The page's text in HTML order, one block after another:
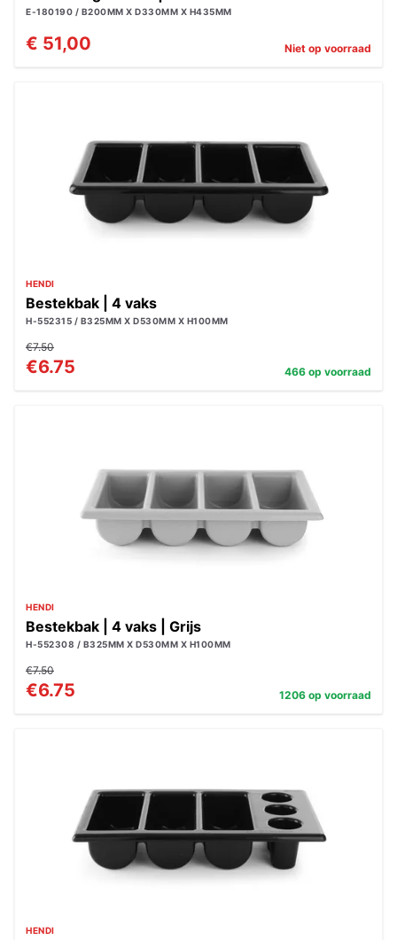
E-180190 / B200MM X D330MM X H435MM
€ 51,00 Niet op voorraad
HENDI
Bestekbak | 4 vaks
H-552315 / B325MM X D530MM X H100MM
€7.50
€6.75 466 op voorraad
HENDI
Bestekbak | 4 vaks | Grijs
H-552308 / B325MM X D530MM X H100MM
€7.50
€6.75 1206 op voorraad
HENDI